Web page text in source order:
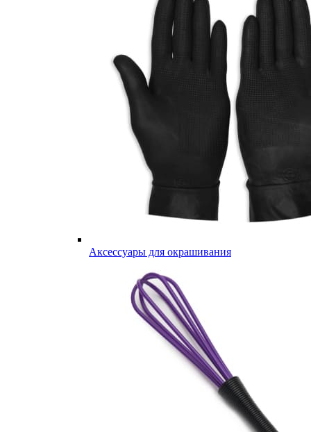
Аксессуары для окрашивания